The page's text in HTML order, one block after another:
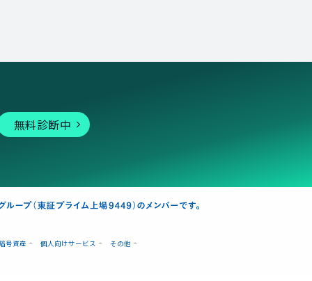
無料診断中
号資産 個人向けサービス その他